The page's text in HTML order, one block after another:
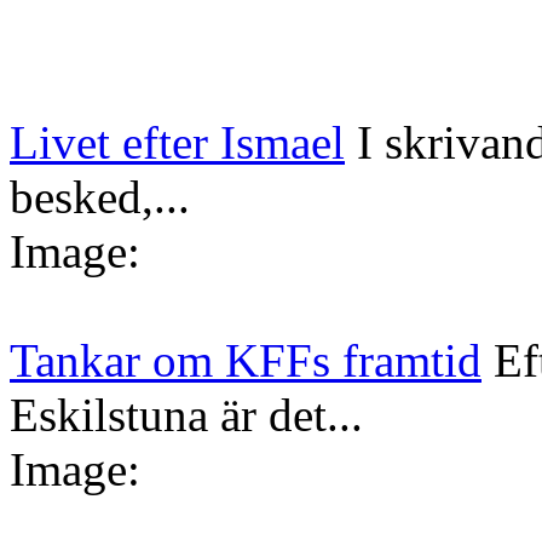
Livet efter Ismael I
besked,...
Image:
Tankar om KFFs framtid
Eskilstuna är det...
Image: